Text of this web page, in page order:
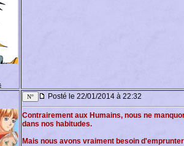
Posté le 22/01/2014 à 22:32
Contrairement aux Humains, nous ne
dans nos habitudes.
Mais nous avons vraiment besoin